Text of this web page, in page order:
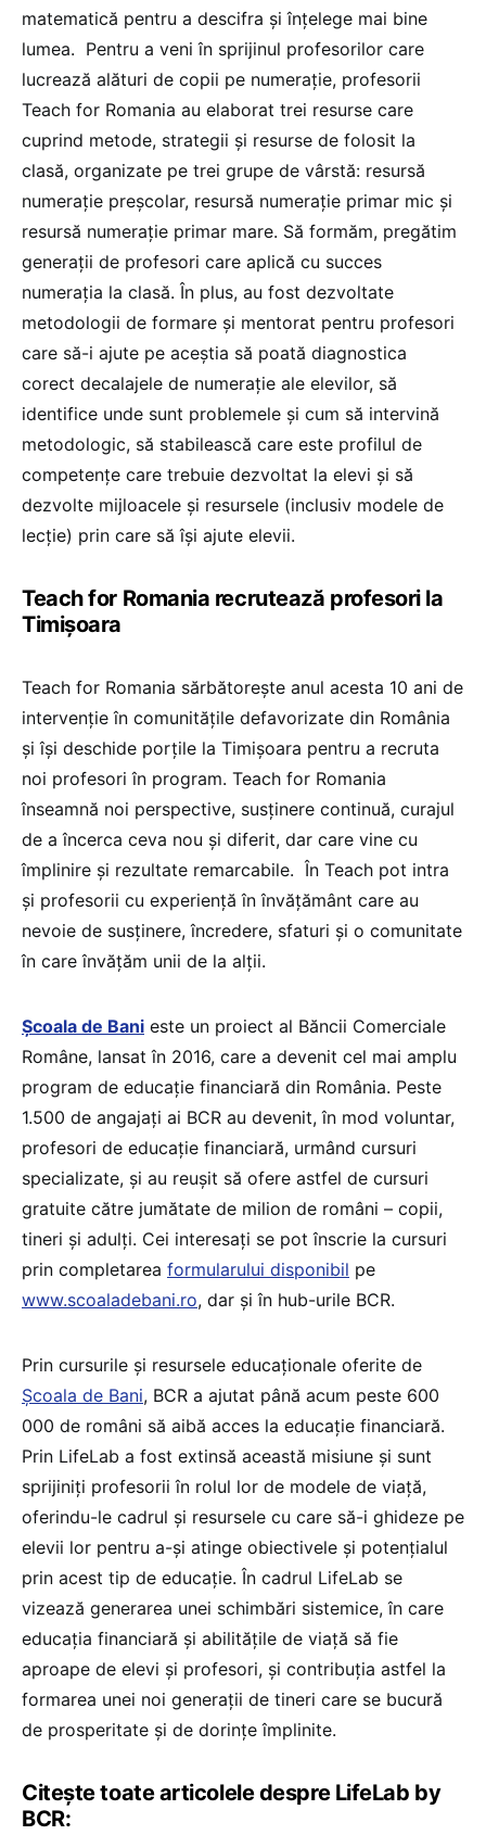
matematică pentru a descifra și înțelege mai bine
lumea. Pentru a veni în sprijinul profesorilor care
lucrează alături de copii pe numerație, profesorii
Teach for Romania au elaborat trei resurse care
cuprind metode, strategii și resurse de folosit la
clasă, organizate pe trei grupe de vârstă: resursă
numerație preșcolar, resursă numerație primar mic și
resursă numerație primar mare. Să formăm, pregătim
generații de profesori care aplică cu succes
numerația la clasă. În plus, au fost dezvoltate
metodologii de formare și mentorat pentru profesori
care să-i ajute pe aceștia să poată diagnostica
corect decalajele de numerație ale elevilor, să
identifice unde sunt problemele și cum să intervină
metodologic, să stabilească care este profilul de
competențe care trebuie dezvoltat la elevi și să
dezvolte mijloacele și resursele (inclusiv modele de
lecție) prin care să își ajute elevii.
Teach for Romania recrutează profesori la
Timișoara
Teach for Romania sărbătorește anul acesta 10 ani de
intervenție în comunitățile defavorizate din România
și își deschide porțile la Timișoara pentru a recruta
noi profesori în program. Teach for Romania
înseamnă noi perspective, susținere continuă, curajul
de a încerca ceva nou și diferit, dar care vine cu
împlinire și rezultate remarcabile. În Teach pot intra
și profesorii cu experiență în învățământ care au
nevoie de susținere, încredere, sfaturi și o comunitate
în care învățăm unii de la alții.
Școala de Bani este un proiect al Băncii Comerciale
Române, lansat în 2016, care a devenit cel mai amplu
program de educație financiară din România. Peste
1.500 de angajați ai BCR au devenit, în mod voluntar,
profesori de educație financiară, urmând cursuri
specializate, și au reușit să ofere astfel de cursuri
gratuite către jumătate de milion de români – copii,
tineri și adulți. Cei interesați se pot înscrie la cursuri
prin completarea formularului disponibil pe
www.scoaladebani.ro, dar și în hub-urile BCR.
Prin cursurile și resursele educaționale oferite de
Școala de Bani, BCR a ajutat până acum peste 600
000 de români să aibă acces la educație financiară.
Prin LifeLab a fost extinsă această misiune și sunt
sprijiniți profesorii în rolul lor de modele de viață,
oferindu-le cadrul și resursele cu care să-i ghideze pe
elevii lor pentru a-și atinge obiectivele și potențialul
prin acest tip de educație. În cadrul LifeLab se
vizează generarea unei schimbări sistemice, în care
educația financiară și abilitățile de viață să fie
aproape de elevi și profesori, și contribuția astfel la
formarea unei noi generații de tineri care se bucură
de prosperitate și de dorințe împlinite.
Citește toate articolele despre LifeLab by
BCR: